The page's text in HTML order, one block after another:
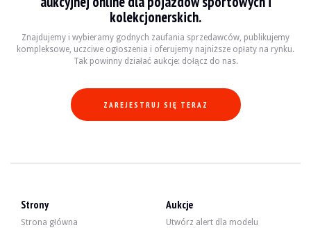
- Dynamiczna kontrola stabilności (DSC).
- Przygotowanie do Hard Top.
- Owiewka przeciwwiatrowa.
- W pełni automatyczny elektromechaniczny czarny miękki dach.
- System mocowania ISOFIX.
- Czujniki parkowania.
kolekcjonerskich.
Znajdujemy i wybieramy godnych zaufania sprzedawców, publikujemy
kompleksowe, uczciwe ogłoszenia i oferujemy najniższe opłaty na rynku.
Tak powinny działać aukcje: dołącz do nas.
ZAREJESTRUJ SIĘ TERAZ
Strony
Strona główna
Aukcje
Utwórz alert dla modelu